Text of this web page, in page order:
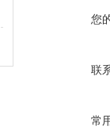
您
联
常